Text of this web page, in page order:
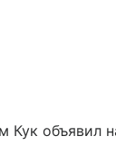
Кук объявил